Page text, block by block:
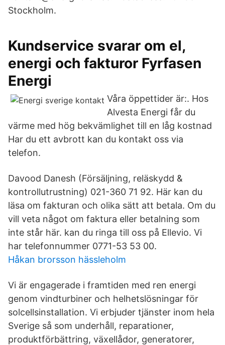
Stockholm.
Kundservice svarar om el,
energi och fakturor Fyrfasen
Energi
Våra öppettider är:. Hos
Alvesta Energi får du
värme med hög bekvämlighet till en låg kostnad
Har du ett avbrott kan du kontakt oss via
telefon.
Davood Danesh (Försäljning, reläskydd &
kontrollutrustning) 021-360 71 92. Här kan du
läsa om fakturan och olika sätt att betala. Om du
vill veta något om faktura eller betalning som
inte står här. kan du ringa till oss på Ellevio. Vi
har telefonnummer 0771-53 53 00.
Håkan brorsson hässleholm
Vi är engagerade i framtiden med ren energi
genom vindturbiner och helhetslösningar för
solcellsinstallation. Vi erbjuder tjänster inom hela
Sverige så som underhåll, reparationer,
produktförbättring, växellådor, generatorer,